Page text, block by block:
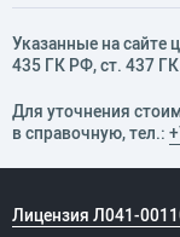
Указанные на сайте
435 ГК РФ, cт. 437
Для уточнения
в справочную, тел.:
Лицензия Л041-